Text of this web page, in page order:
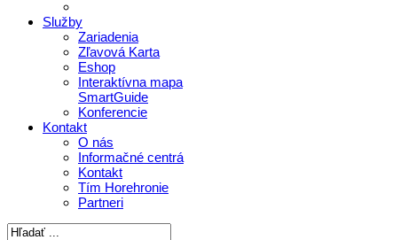
Služby
Zariadenia
Zľavová Karta
Eshop
Interaktívna mapa
SmartGuide
Konferencie
Kontakt
O nás
Informačné centrá
Kontakt
Tím Horehronie
Partneri